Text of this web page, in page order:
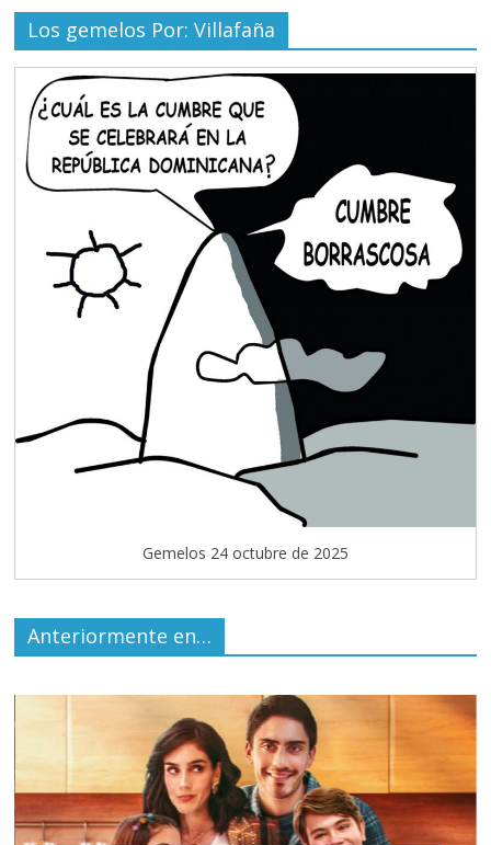
Los gemelos Por: Villafaña
Gemelos 24 octubre de 2025
Anteriormente en…